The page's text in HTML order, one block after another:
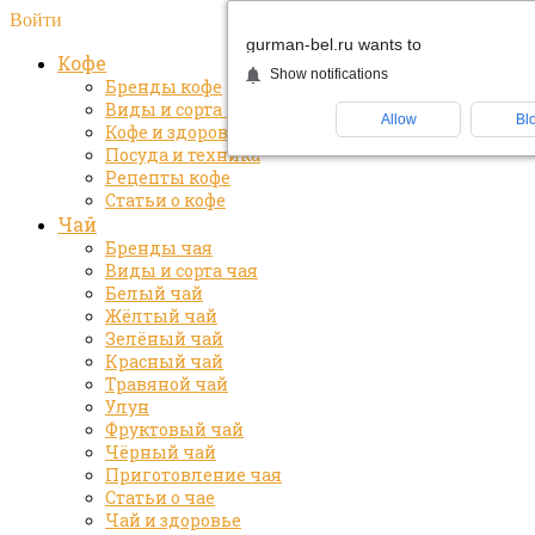
Войти
Кофе
Бренды кофе
Виды и сорта кофе
Кофе и здоровье
Посуда и техника
Рецепты кофе
Статьи о кофе
Чай
Бренды чая
Виды и сорта чая
Белый чай
Жёлтый чай
Зелёный чай
Красный чай
Травяной чай
Улун
Фруктовый чай
Чёрный чай
Приготовление чая
Статьи о чае
Чай и здоровье
gurman-bel.ru wants to
Show notifications
Allow